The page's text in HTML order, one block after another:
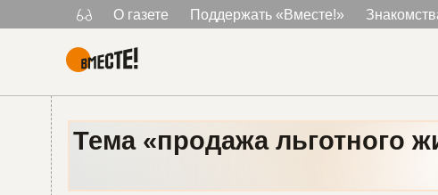
О газете Поддержать «Вместе!»
Тема «продажа льготного